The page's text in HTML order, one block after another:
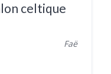
celtique
Faë